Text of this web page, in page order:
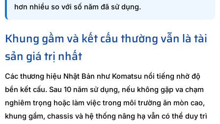
hơn nhiều so với số năm đã sử dụng.
Khung gầm và kết cấu thường vẫn là tài
sản giá trị nhất
Các thương hiệu Nhật Bản như Komatsu nổi tiếng nhờ độ
bền kết cấu. Sau 10 năm sử dụng, nếu không gặp va chạm
nghiêm trọng hoặc làm việc trong môi trường ăn mòn cao,
khung gầm, chassis và hệ thống nâng hạ vẫn có thể duy trì